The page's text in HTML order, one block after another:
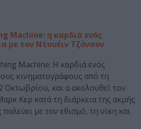
Machine: η καρδιά ενός
με τον Ντουέιν Τζόνσον
Machine: Η καρδιά ενός
κινηματογράφους από τη
Οκτωβρίου, και α ακολουθεί τον
Κερ κατά τη διάρκεια της ακμής
με τον εθισμό, τη νίκη και